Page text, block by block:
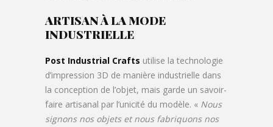
ARTISAN À LA MODE
INDUSTRIELLE
Post Industrial Crafts utilise la technologie
d’impression 3D de manière industrielle dans
la conception de l’objet, mais garde un savoir-
faire artisanal par l’unicité du modèle. « Nous
signons nos objets et nous fabriquons nos